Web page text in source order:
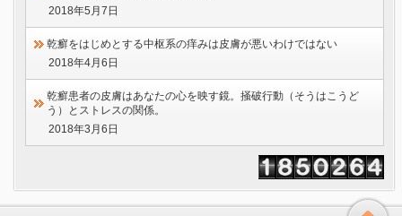
2018年5月7日
乾癬をはじめとする中枢系の痒みは皮膚が悪いわけではない
2018年4月6日
乾癬患者の皮膚はあなたの心を映す鏡。掻破行動（そうはこうど
う）とストレスの関係。
2018年3月6日